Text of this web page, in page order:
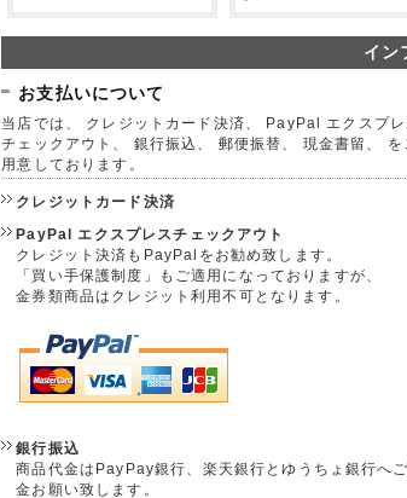
イン
お支払いについて
当店では、 クレジットカード決済、 PayPal エクスプレ
チェックアウト、 銀行振込、 郵便振替、 現金書留、 を
用意しております。
クレジットカード決済
PayPal エクスプレスチェックアウト
クレジット決済もPayPalをお勧め致します。
「買い手保護制度」もご適用になっておりますが、
金券類商品はクレジット利用不可となります。
銀行振込
商品代金はPayPay銀行、楽天銀行とゆうちょ銀行へ
金お願い致します。